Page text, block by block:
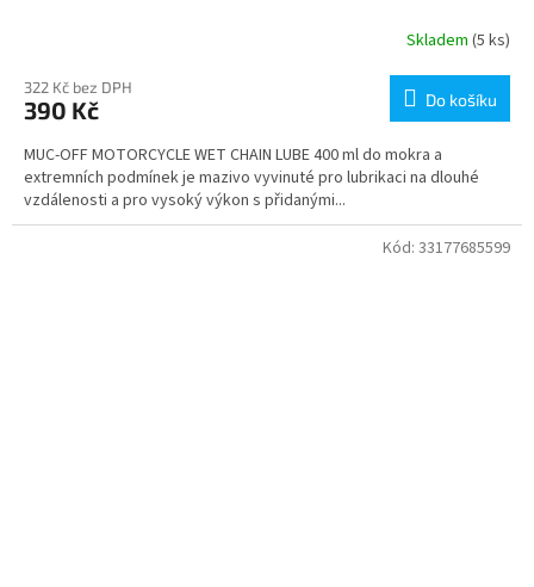
Skladem (5 ks)
322 Kč bez DPH
390 Kč Do košíku
MUC-OFF MOTORCYCLE WET CHAIN LUBE 400 ml do mokra a
extremních podmínek je mazivo vyvinuté pro lubrikaci na dlouhé
vzdálenosti a pro vysoký výkon s přidanými...
Kód: 33177685599